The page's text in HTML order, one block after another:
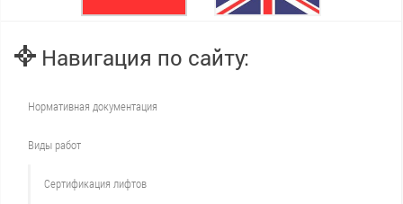
Навигация по сайту:
Нормативная документация
Виды работ
Сертификация лифтов